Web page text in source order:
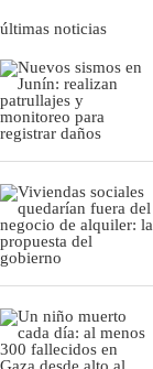
últimas noticias